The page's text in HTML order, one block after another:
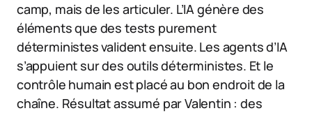
camp, mais de les articuler. L’IA génère des
éléments que des tests purement
déterministes valident ensuite. Les agents d’IA
s’appuient sur des outils déterministes. Et le
contrôle humain est placé au bon endroit de la
chaîne. Résultat assumé par Valentin : des